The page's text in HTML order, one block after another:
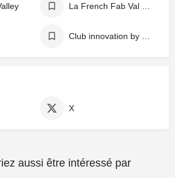
X
aussi être intéressé par